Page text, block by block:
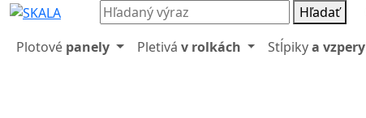
Hľadať
Plotové panely Pletivá v rolkách Stĺpikya vzpery